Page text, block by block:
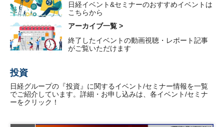
日経イベント&セミナーのおすすめイベントは
こちらから
アーカイブ一覧 >
終了したイベントの動画視聴・レポート記事
がご覧いただけます
投資
日経グループの『投資』に関するイベント/セミナー情報を一覧
でご紹介しています。詳細・お申し込みは、各イベント/セミナ
ーをクリック！